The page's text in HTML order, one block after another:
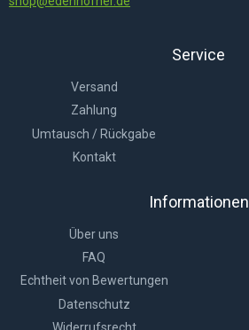
Service
Versand
Zahlung
Umtausch / Rückgabe
Kontakt
Informationen
Über uns
FAQ
Echtheit von Bewertungen
Datenschutz
Widerrufsrecht